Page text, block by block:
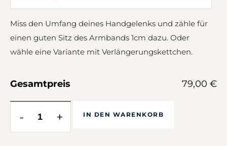
Miss den Umfang deines Handgelenks und zähle für
einen guten Sitz des Armbands 1cm dazu. Oder
wähle eine Variante mit Verlängerungskettchen.
Gesamtpreis 79,00 €
- + IN DEN WARENKORB